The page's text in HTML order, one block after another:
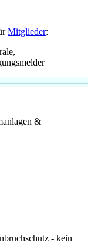
Mitglieder:
&
- kein